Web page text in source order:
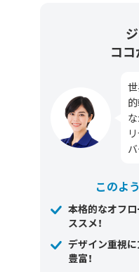
ココ
バ
このよ
本格的なオフ
ススメ！
デザイン重視に
豊富！